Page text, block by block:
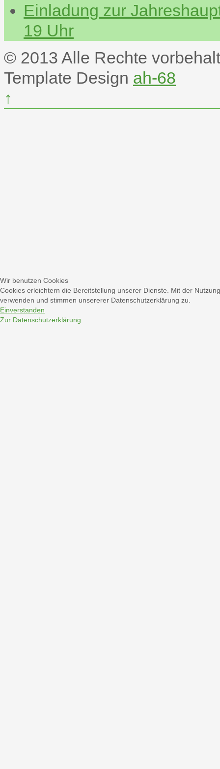
Einladung zur
19 Uhr
© 2013 Alle Rechte
Template Design ah-68
↑
Wir benutzen Cookies
Cookies erleichtern die Bereitstellung unserer Dienste. Mit der
verwenden und stimmen unsererer Datenschutzerklärung zu.
Einverstanden
Zur Datenschutzerklärung